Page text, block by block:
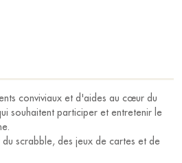
conviviaux et d'aides au cœur du
souhaitent participer et entretenir le
scrabble, des jeux de cartes et de